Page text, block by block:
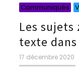
Communiqués
Les sujets
texte
Publié
le
17 décembre 2020